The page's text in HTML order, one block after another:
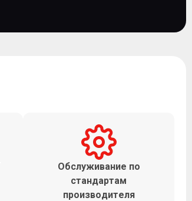
Обслуживание по
стандартам
производителя